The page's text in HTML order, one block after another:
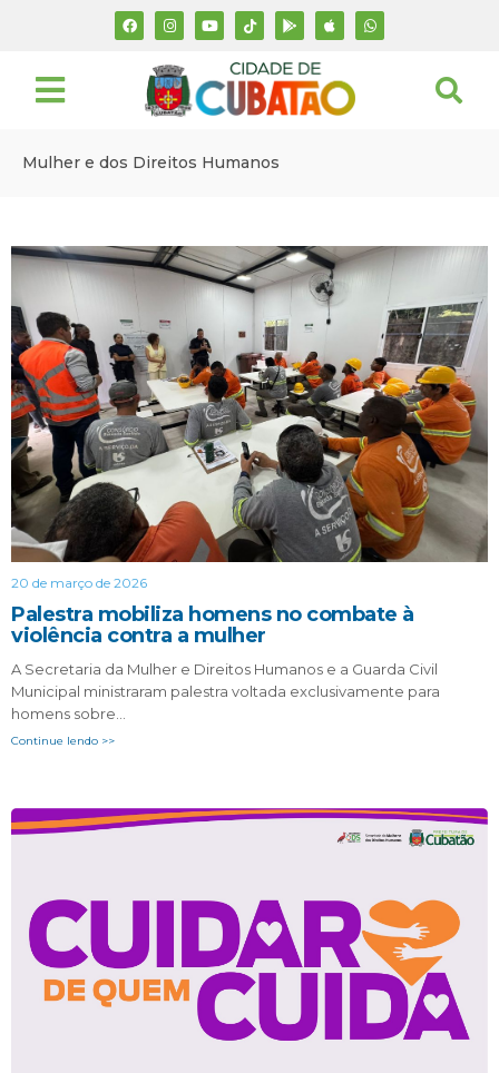
Mulher e dos Direitos Humanos
20 de março de 2026
Palestra mobiliza homens no combate à
violência contra a mulher
A Secretaria da Mulher e Direitos Humanos e a Guarda Civil
Municipal ministraram palestra voltada exclusivamente para
homens sobre…
Continue lendo >>